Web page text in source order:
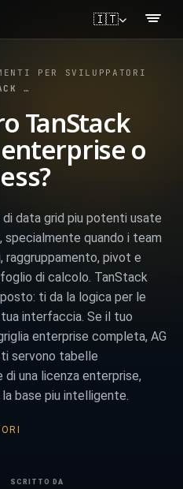
🇮🇹
PER SVILUPPATORI
TanStack
o
di data grid piu potenti usate
specialmente quando i team
raggruppamento, pivot e
di calcolo. TanStack
ti da la logica per le
interfaccia. Se il tuo
enterprise completa, AG
ti servono tabelle
una licenza enterprise,
base piu intelligente.
SCRITTO DA